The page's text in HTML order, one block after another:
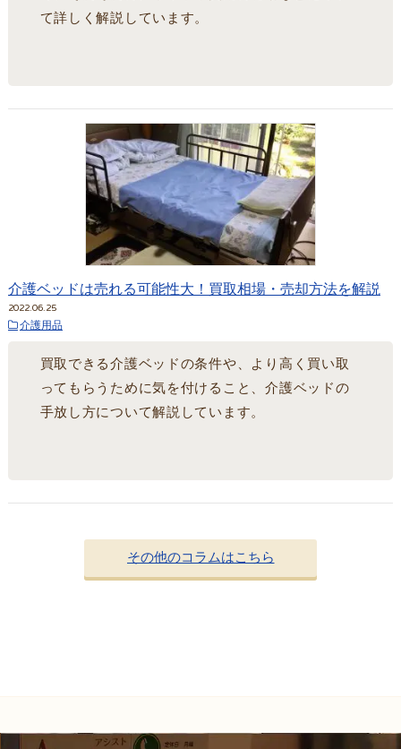
て詳しく解説しています。
介護ベッドは売れる可能性大！買取相場・売却方法を解説
2022.06.25
介護用品
買取できる介護ベッドの条件や、より高く買い取
ってもらうために気を付けること、介護ベッドの
手放し方について解説しています。
その他のコラムはこちら